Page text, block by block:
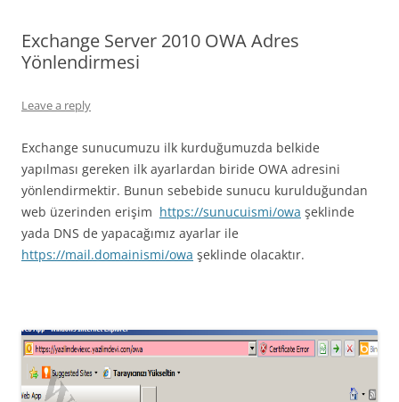
Exchange Server 2010 OWA Adres
Yönlendirmesi
Leave a reply
Exchange sunucumuzu ilk kurduğumuzda belkide
yapılması gereken ilk ayarlardan biride OWA adresini
yönlendirmektir. Bunun sebebide sunucu kurulduğundan
web üzerinden erişim https://sunucuismi/owa şeklinde
yada DNS de yapacağımız ayarlar ile
https://mail.domainismi/owa şeklinde olacaktır.